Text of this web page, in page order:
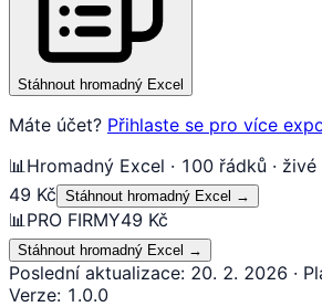
Stáhnout hromadný Excel
Máte účet? Přihlaste se pro více
📊 Hromadný Excel · 100 řádků ·
49 Kč Stáhnout hromadný Excel →
📊 PRO FIRMY49 Kč
Stáhnout hromadný Excel →
Poslední aktualizace: 20. 2. 2026 ·
Verze: 1.0.0